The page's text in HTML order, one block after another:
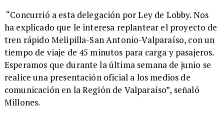
“Concurrió a esta delegación por Ley de Lobby. Nos
ha explicado que le interesa replantear el proyecto de
tren rápido Melipilla-San Antonio-Valparaíso, con un
tiempo de viaje de 45 minutos para carga y pasajeros.
Esperamos que durante la última semana de junio se
realice una presentación oficial a los medios de
comunicación en la Región de Valparaíso”, señaló
Millones.